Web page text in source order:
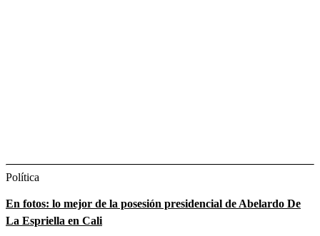
Política
En fotos: lo mejor de la posesión presidencial de Abelardo De
La Espriella en Cali